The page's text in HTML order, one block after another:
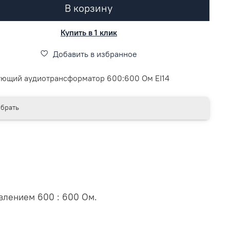
В корзину
Купить в 1 клик
Добавить в избранное
аудиотрансформатор 600:600 Ом EI14
600 : 600 Ом.